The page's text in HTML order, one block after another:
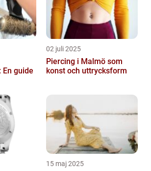
En guide
02 juli 2025
Piercing i Malmö som
konst och uttrycksform
15 maj 2025